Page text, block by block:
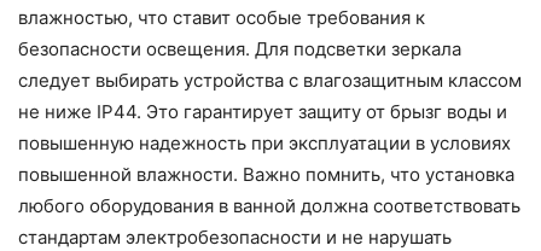
влажностью, что ставит особые требования к
безопасности освещения. Для подсветки зеркала
следует выбирать устройства с влагозащитным классом
не ниже IP44. Это гарантирует защиту от брызг воды и
повышенную надежность при эксплуатации в условиях
повышенной влажности. Важно помнить, что установка
любого оборудования в ванной должна соответствовать
стандартам электробезопасности и не нарушать